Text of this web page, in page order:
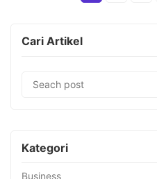
Cari Artikel
Kategori
Business